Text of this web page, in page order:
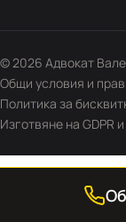
© 2026 Адвокат
Общи условия и
Политика за
Изготвяне на GDPR